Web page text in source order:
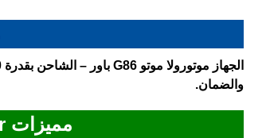
الجهاز موتورولا موتو G86 باور
والضمان.
مميزات Motorola Moto G86 Power